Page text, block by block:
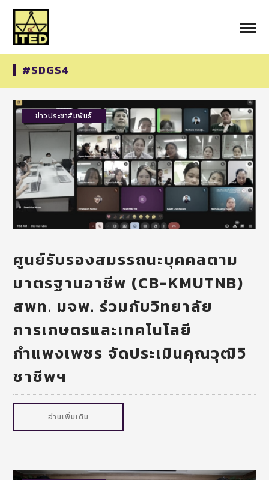
#SDGS4
ข่าวประชาสัมพันธ์
ศูนย์รับรองสมรรถนะบุคคลตาม
มาตรฐานอาชีพ (CB-KMUTNB)
สพท. มจพ. ร่วมกับวิทยาลัย
การเกษตรและเทคโนโลยี
กำแพงเพชร จัดประเมินคุณวุฒิวิ
ชาชีพฯ
อ่านเพิ่มเติม